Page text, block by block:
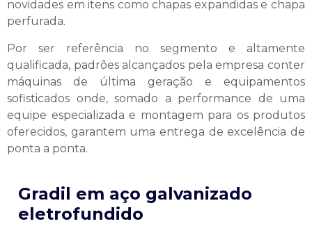
novidades em itens como chapas expandidas e chapa
perfurada.
Por ser referência no segmento e altamente
qualificada, padrões alcançados pela empresa conter
máquinas de última geração e equipamentos
sofisticados onde, somado a performance de uma
equipe especializada e montagem para os produtos
oferecidos, garantem uma entrega de excelência de
ponta a ponta.
Gradil em aço galvanizado
eletrofundido